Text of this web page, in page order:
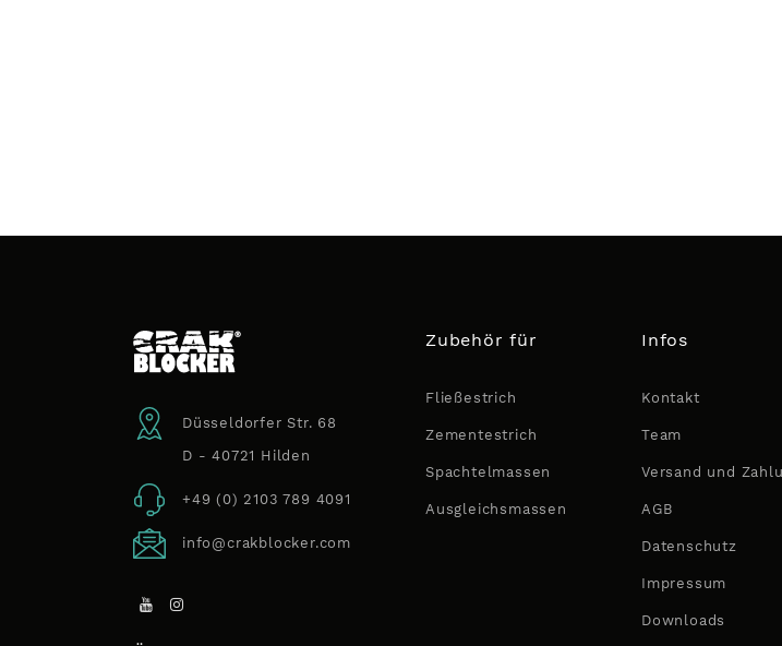
Düsseldorfer Str. 68
D - 40721 Hilden
+49 (0) 2103 789 4091
info@crakblocker.com
Zubehör für
Fließestrich
Zementestrich
Spachtelmassen
Ausgleichsmassen
Infos
Kontakt
Team
Versand und
AGB
Datenschutz
Impressum
Downloads